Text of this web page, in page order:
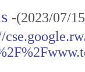
-(2023/07/